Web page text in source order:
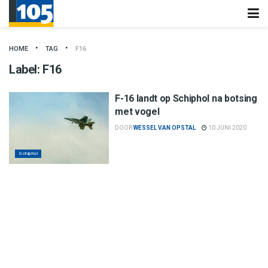
HOME TAG F16
Label: F16
Schiphol
F-16 landt op Schiphol na botsing
met vogel
DOORWESSEL VAN OPSTAL 10 JUNI 2020